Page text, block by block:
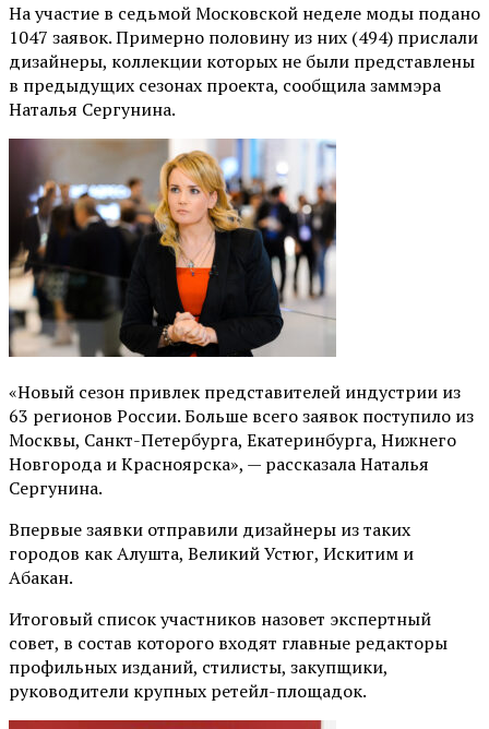
На участие в седьмой Московской неделе моды подано
1047 заявок. Примерно половину из них (494) прислали
дизайнеры, коллекции которых не были представлены
в предыдущих сезонах проекта, сообщила заммэра
Наталья Сергунина.
«Новый сезон привлек представителей индустрии из
63 регионов России. Больше всего заявок поступило из
Москвы, Санкт-Петербурга, Екатеринбурга, Нижнего
Новгорода и Красноярска», — рассказала Наталья
Сергунина.
Впервые заявки отправили дизайнеры из таких
городов как Алушта, Великий Устюг, Искитим и
Абакан.
Итоговый список участников назовет экспертный
совет, в состав которого входят главные редакторы
профильных изданий, стилисты, закупщики,
руководители крупных ретейл-площадок.